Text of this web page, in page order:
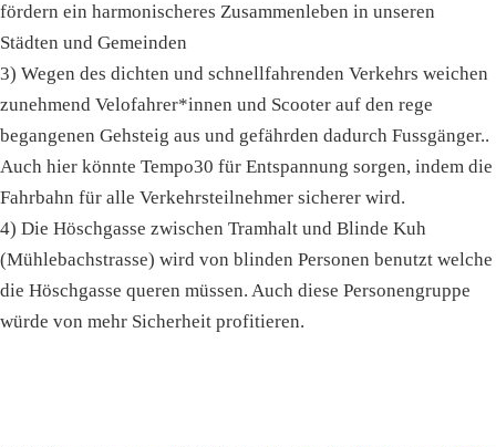
fördern ein harmonischeres Zusammenleben in unseren
Städten und Gemeinden
3) Wegen des dichten und schnellfahrenden Verkehrs weichen
zunehmend Velofahrer*innen und Scooter auf den rege
begangenen Gehsteig aus und gefährden dadurch Fussgänger..
Auch hier könnte Tempo30 für Entspannung sorgen, indem die
Fahrbahn für alle Verkehrsteilnehmer sicherer wird.
4) Die Höschgasse zwischen Tramhalt und Blinde Kuh
(Mühlebachstrasse) wird von blinden Personen benutzt welche
die Höschgasse queren müssen. Auch diese Personengruppe
würde von mehr Sicherheit profitieren.